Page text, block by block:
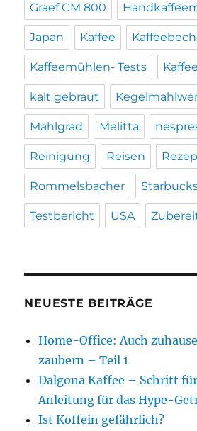
Graef CM 800
Japan Kaffee
Kaffeemühlen- Tests
kalt gebraut
Mahlgrad Melitta
Reinigung Reisen
Rommelsbacher
Testbericht USA
NEUESTE BEITRÄGE
Home-Office: Auch
zaubern – Teil 1
Dalgona Kaffee – Schritt
Anleitung für das Hype-
Ist Koffein gefährlich?